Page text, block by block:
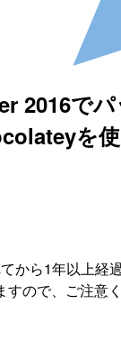
2016で
を
から1年以上経
ので、ご注意く